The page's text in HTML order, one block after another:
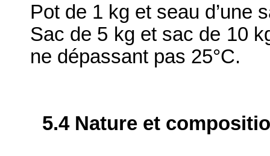
Pot de 1 kg et seau d’une
Sac de 5 kg et sac de 10
ne dépassant pas 25°C.
5.4 Nature et